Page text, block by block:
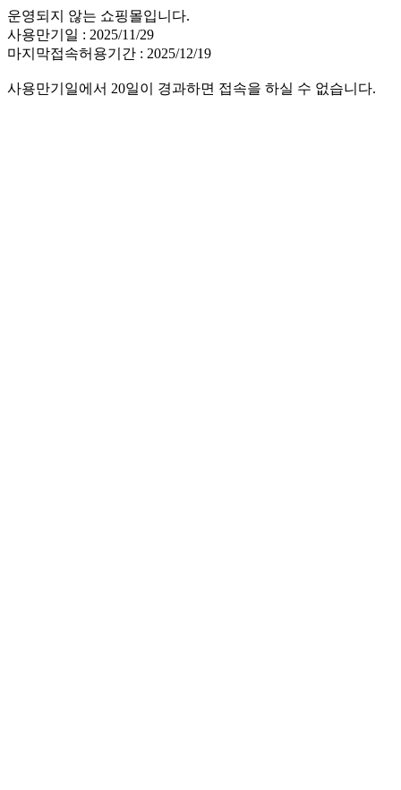
운영되지 않는 쇼핑몰입니다.
사용만기일 : 2025/11/29
마지막접속허용기간 : 2025/12/19
사용만기일에서 20일이 경과하면 접속을 하실 수 없습니다.